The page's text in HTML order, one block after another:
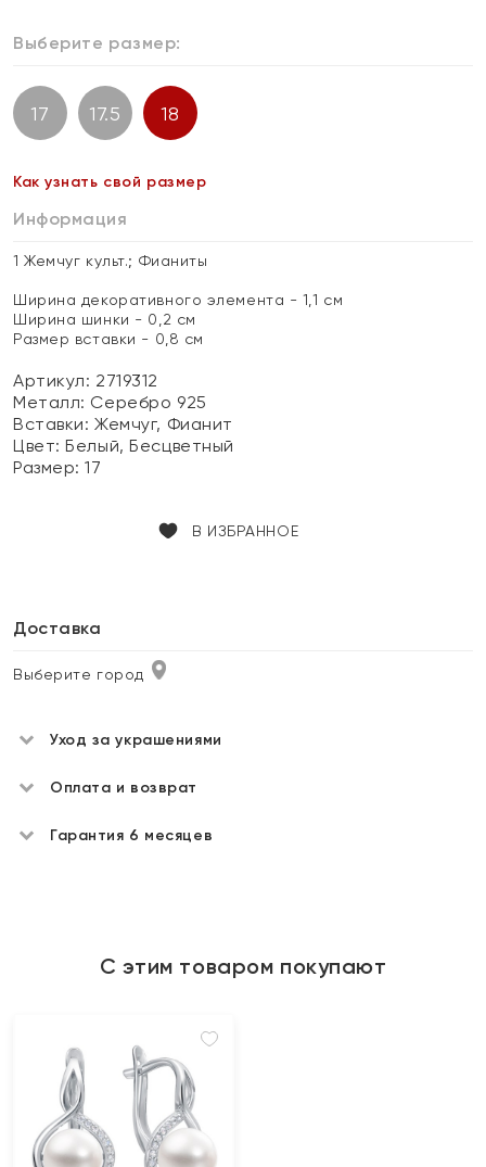
Выберите размер:
17 17.5 18
Как узнать свой размер
Информация
1 Жемчуг культ.; Фианиты
Ширина декоративного элемента - 1,1 см
Ширина шинки - 0,2 см
Размер вставки - 0,8 см
Артикул: 2719312
Металл: Серебро 925
Вставки:Жемчуг, Фианит
Цвет:Белый, Бесцветный
Размер:17
В ИЗБРАННОЕ
Доставка
Выберите город
Уход за украшениями
Оплата и возврат
Гарантия 6 месяцев
С этим товаром покупают